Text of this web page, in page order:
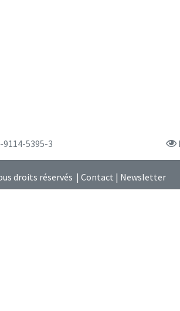
9114-5395-3
droits réservés | Contact | Newsletter